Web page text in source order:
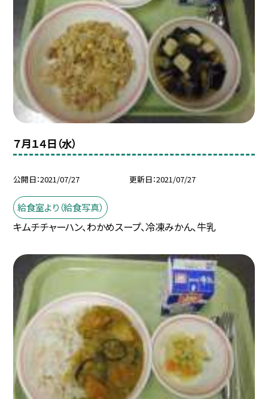
７月１４日（水）
公開日 2021/07/27 更新日 2021/07/27
給食室より（給食写真）
キムチチャーハン、わかめスープ、冷凍みかん、牛乳